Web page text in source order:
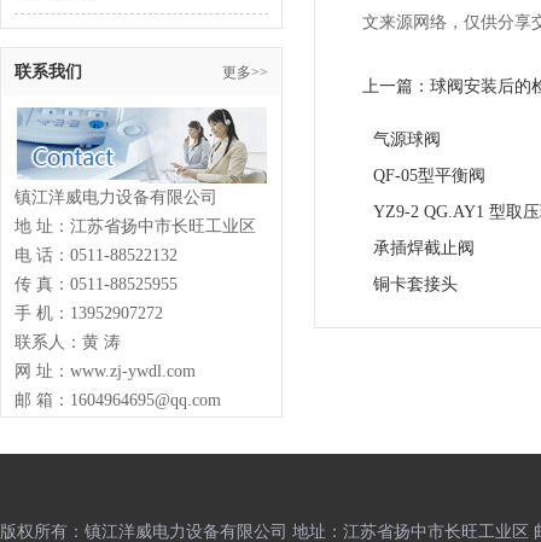
联系我们 更多>>
镇江洋威电力设备有限公司
地 址：江苏省扬中市长旺工业区
电 话：0511-88522132
传 真：0511-88525955
手 机：13952907272
联系人：黄 涛
网 址：www.zj-ywdl.com
邮 箱：1604964695@qq.com
文来源网络，仅供分享
上一篇：球阀安装后的
气源球阀
QF-05型平衡阀
YZ9-2 QG.AY1 型取
承插焊截止阀
铜卡套接头
版权所有：镇江洋威电力设备有限公司 地址：江苏省扬中市长旺工业区